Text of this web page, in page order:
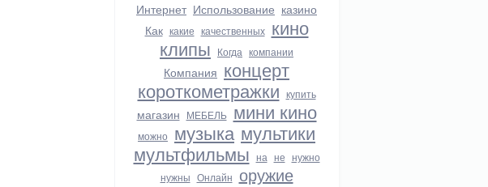
Интернет Использование казино
Как какие качественных кино
клипы Когда компании
Компания концерт
короткометражки купить
магазин МЕБЕЛЬ мини кино
можно музыка мультики
мультфильмы на не нужно
нужны Онлайн оружие